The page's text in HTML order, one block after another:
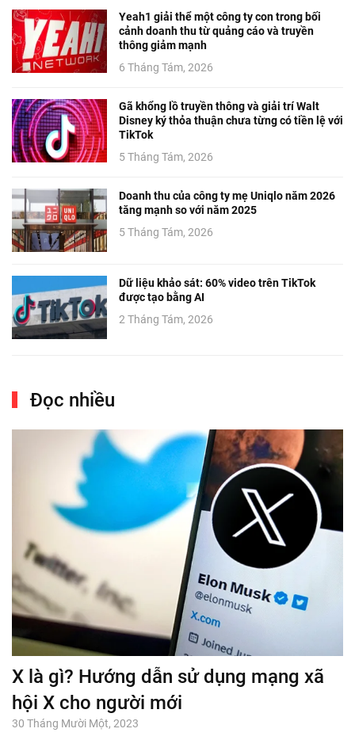
Yeah1 giải thể một công ty con trong bối
cảnh doanh thu từ quảng cáo và truyền
thông giảm mạnh
6 Tháng Tám, 2026
Gã khổng lồ truyền thông và giải trí Walt
Disney ký thỏa thuận chưa từng có tiền lệ với
TikTok
5 Tháng Tám, 2026
Doanh thu của công ty mẹ Uniqlo năm 2026
tăng mạnh so với năm 2025
5 Tháng Tám, 2026
Dữ liệu khảo sát: 60% video trên TikTok
được tạo bằng AI
2 Tháng Tám, 2026
Đọc nhiều
X là gì? Hướng dẫn sử dụng mạng xã
hội X cho người mới
30 Tháng Mười Một, 2023